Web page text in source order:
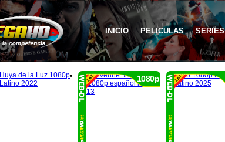
INICIO PELICULAS SERIES
1080p